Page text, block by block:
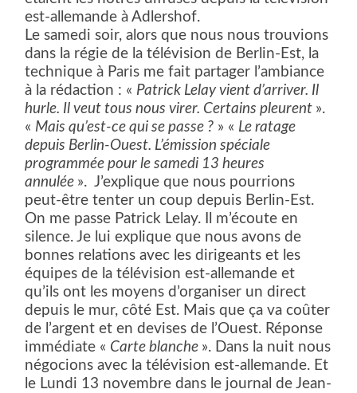
est-allemande à Adlershof.
Le samedi soir, alors que nous nous trouvions
dans la régie de la télévision de Berlin-Est, la
technique à Paris me fait partager l’ambiance
à la rédaction : « Patrick Lelay vient d’arriver. Il
hurle. Il veut tous nous virer. Certains pleurent ».
« Mais qu’est-ce qui se passe ? » « Le ratage
depuis Berlin-Ouest. L’émission spéciale
programmée pour le samedi 13 heures
annulée ». J’explique que nous pourrions
peut-être tenter un coup depuis Berlin-Est.
On me passe Patrick Lelay. Il m’écoute en
silence. Je lui explique que nous avons de
bonnes relations avec les dirigeants et les
équipes de la télévision est-allemande et
qu’ils ont les moyens d’organiser un direct
depuis le mur, côté Est. Mais que ça va coûter
de l’argent et en devises de l’Ouest. Réponse
immédiate « Carte blanche ». Dans la nuit nous
négocions avec la télévision est-allemande. Et
le Lundi 13 novembre dans le journal de Jean-